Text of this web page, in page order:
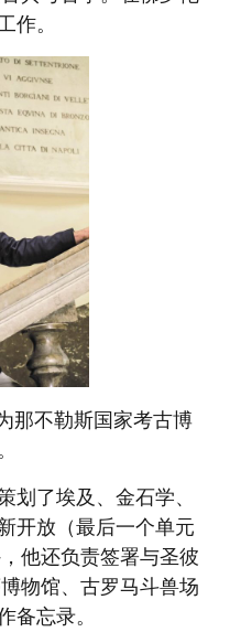
。
那不勒斯国家考古博
了埃及、金石学、
开放（最后一个单元
他还负责签署与圣彼
物馆、古罗马斗兽场
忘录。